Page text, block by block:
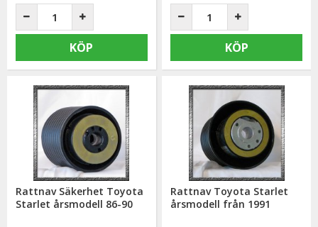
KÖP KÖP
Rattnav Säkerhet Toyota
Starlet årsmodell 86-90
Rattnav Toyota Starlet
årsmodell från 1991